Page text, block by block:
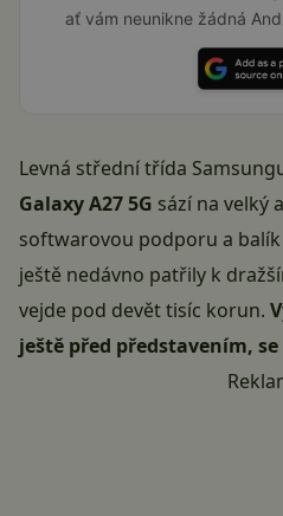
ať vám neunikne žádná
Levná střední třída
Galaxy A27 5G sází na velký
softwarovou podporu a
ještě nedávno patřily k
vejde pod devět tisíc korun.
ještě před představením,